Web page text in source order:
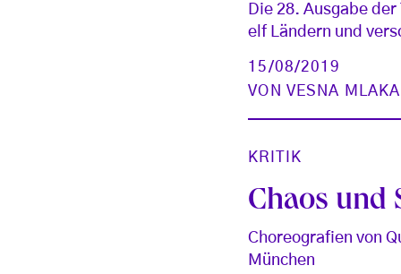
Die 28. Ausgabe
elf Ländern und
15/08/2019
VON VESNA
KRITIK
Chaos und
Choreografien von
München